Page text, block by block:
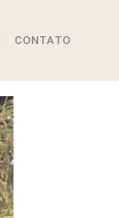
CONTATO